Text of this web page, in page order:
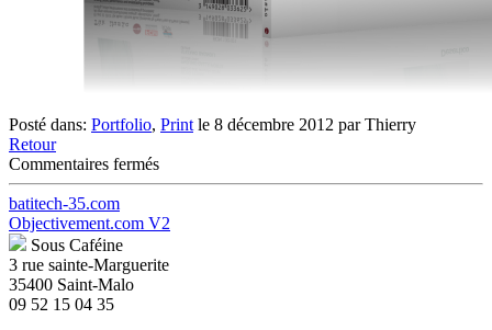
Posté dans: Portfolio, Print le 8 décembre 2012 par Thierry
Retour
Commentaires ferméssur
Paolo
Devil
« Desertico »
batitech-35.com
Objectivement.com V2
Sous Caféine
3 rue sainte-Marguerite
35400 Saint-Malo
09 52 15 04 35